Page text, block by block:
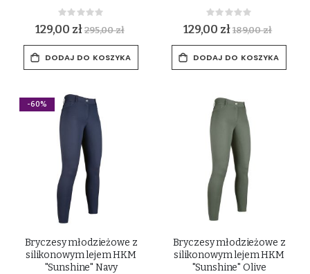
Rating:
0%
129,00 zł295,00 zł
DODAJ DO KOSZYKA
Rating:
0%
129,00 zł189,00 zł
DODAJ DO KOSZYKA
-60%
Bryczesy młodzieżowe z
silikonowym lejem HKM
"Sunshine" Navy
Bryczesy młodzieżowe z
silikonowym lejem HKM
"Sunshine" Olive